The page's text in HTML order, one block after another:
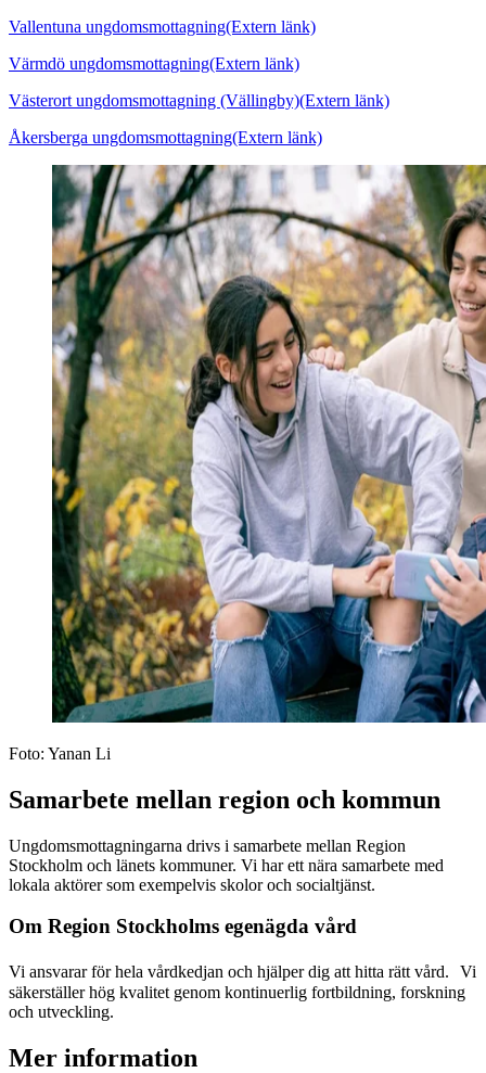
Vallentuna ungdomsmottagning(Extern länk)
Värmdö ungdomsmottagning(Extern länk)
Västerort ungdomsmottagning (Vällingby)(Extern länk)
Åkersberga ungdomsmottagning(Extern länk)
Foto: Yanan Li
Samarbete mellan region och kommun
Ungdomsmottagningarna drivs i samarbete mellan Region
Stockholm och länets kommuner. Vi har ett nära samarbete med
lokala aktörer som exempelvis skolor och socialtjänst.
Om Region Stockholms egenägda vård
Vi ansvarar för hela vårdkedjan och hjälper dig att hitta rätt vård. Vi
säkerställer hög kvalitet genom kontinuerlig fortbildning, forskning
och utveckling.
Mer information